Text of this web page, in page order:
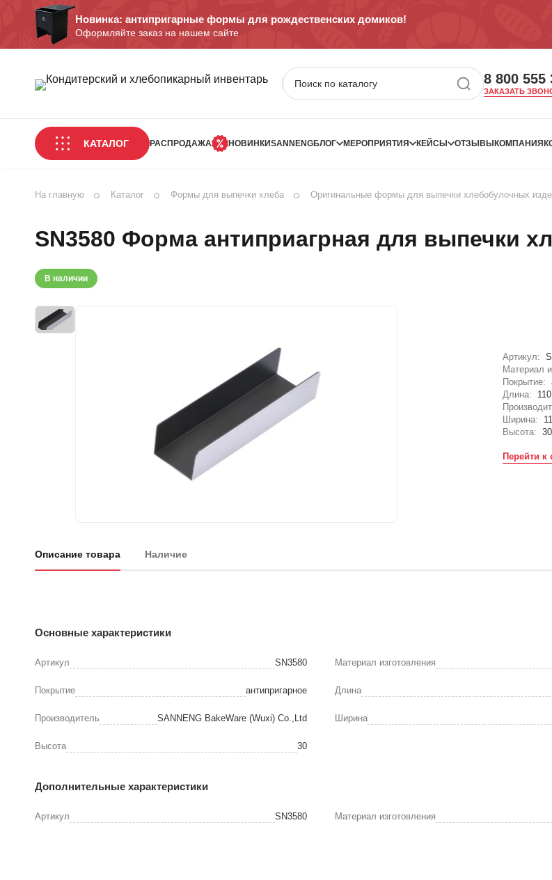
Новинка: антипригарные формы для рождественских домиков!
Оформляйте заказ на нашем сайте
8 800 555
ЗАКАЗАТЬ
КАТАЛОГ РАСПРОДАЖА НОВИНКИSANNENGБЛОГ МЕРОПРИЯТИЯ КЕЙСЫ ОТЗЫВЫ КОМПАНИЯ
На главную Каталог Формы для выпечки хлеба Оригинальные формы для выпечки хлебобулочных
SN3580 Форма антиприагрная для выпечки
В наличии
Артикул:
Материал
Покрытие:
Длина:
110
Ширина:
11
Высота:
30
Перейти
Описание товара Наличие
Основные характеристики
Артикул SN3580 Материал изготовления
Покрытие антипригарное Длина
Производитель SANNENG BakeWare (Wuxi) Co.,Ltd Ширина
Высота 30
Дополнительные характеристики
Артикул SN3580 Материал изготовления